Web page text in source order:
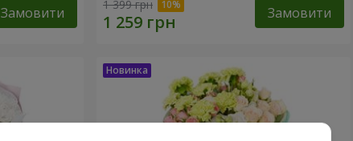
Замовити 1 399 грн Замовити